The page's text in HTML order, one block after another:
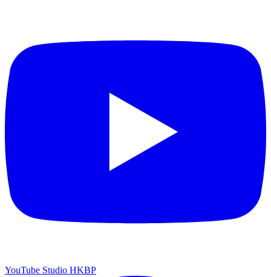
YouTube Studio HKBP